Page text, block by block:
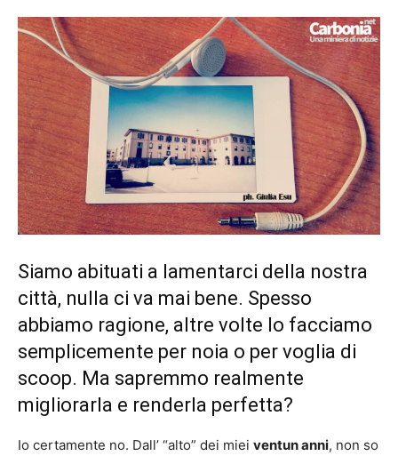
Siamo abituati a lamentarci della nostra
città, nulla ci va mai bene. Spesso
abbiamo ragione, altre volte lo facciamo
semplicemente per noia o per voglia di
scoop. Ma sapremmo realmente
migliorarla e renderla perfetta?
Io certamente no. Dall’ “alto” dei miei ventun anni, non so